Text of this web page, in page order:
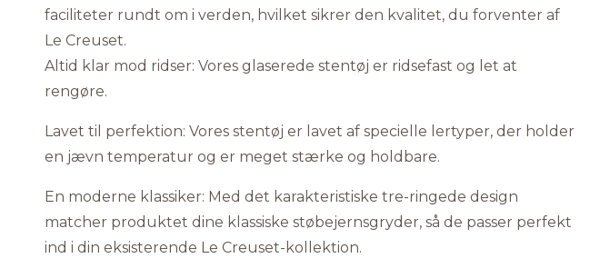
faciliteter rundt om i verden, hvilket sikrer den kvalitet, du forventer af
Le Creuset.
Altid klar mod ridser: Vores glaserede stentøj er ridsefast og let at
rengøre.
Lavet til perfektion: Vores stentøj er lavet af specielle lertyper, der holder
en jævn temperatur og er meget stærke og holdbare.
En moderne klassiker: Med det karakteristiske tre-ringede design
matcher produktet dine klassiske støbejernsgryder, så de passer perfekt
ind i din eksisterende Le Creuset-kollektion.